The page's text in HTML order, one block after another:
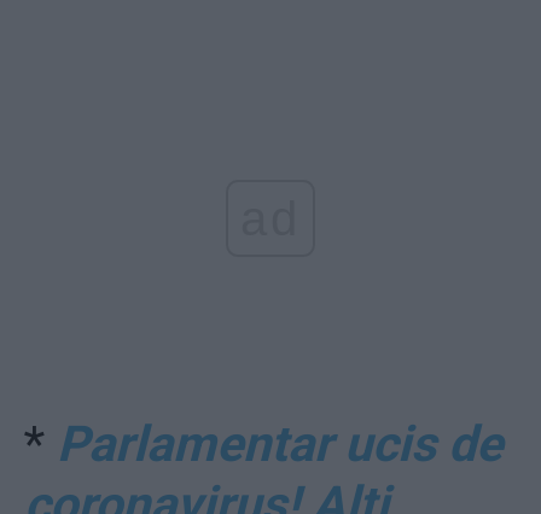
* Parlamentar ucis de